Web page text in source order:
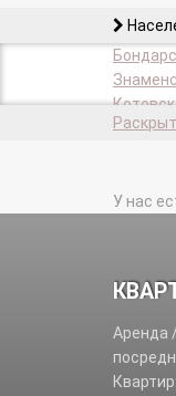
Котовск
У нас
Аренда